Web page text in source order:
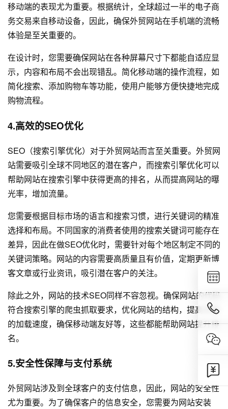
移动端的表现尤为重要。根据统计，全球超过一半的电子商
务交易来自移动设备，因此，确保外贸网站在手机端的流畅
体验是至关重要的。
在设计时，您需要确保网站在各种屏幕尺寸下都能自适应显
示，内容和布局不会出现错乱。简化移动端的操作流程，如
简化搜索、添加购物车等功能，使用户能够方便快捷地完成
购物流程。
4.高效的SEO优化
SEO（搜索引擎优化）对于外贸网站而言至关重要。外贸网
站需要吸引全球不同地区的潜在客户，而搜索引擎优化可以
帮助网站在搜索引擎中获得更高的排名，从而提高网站的曝
光率，增加流量。
您需要根据目标市场的语言和搜索习惯，进行关键词的精准
选择和布局。不同国家的消费者使用的搜索关键词可能存在
差异，因此在做SEO优化时，需要针对每个地区制定不同的
关键词策略。网站的内容需要高质量且有价值，定期更新博
客文章或行业资讯，吸引潜在客户的关注。
除此之外，网站的技术SEO同样不容忽视。确保网站的代码
符合搜索引擎的爬虫抓取要求，优化网站的结构，提高页面
的加载速度，确保移动端友好等，这些都能帮助网站提升排
名。
5.安全性保障与支付系统
外贸网站涉及到全球客户的支付信息，因此，网站的安全性
尤为重要。为了确保客户的信息安全，您需要为网站安装